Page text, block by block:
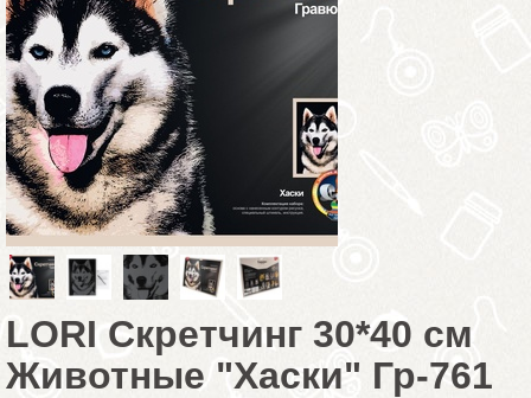
LORI Скретчинг 30*40 см
Животные "Хаски" Гр-761